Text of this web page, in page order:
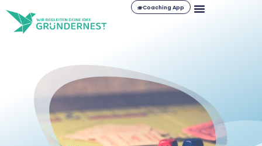
Coaching App